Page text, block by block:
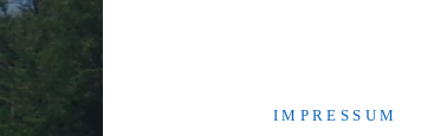
I M P R E S S U M